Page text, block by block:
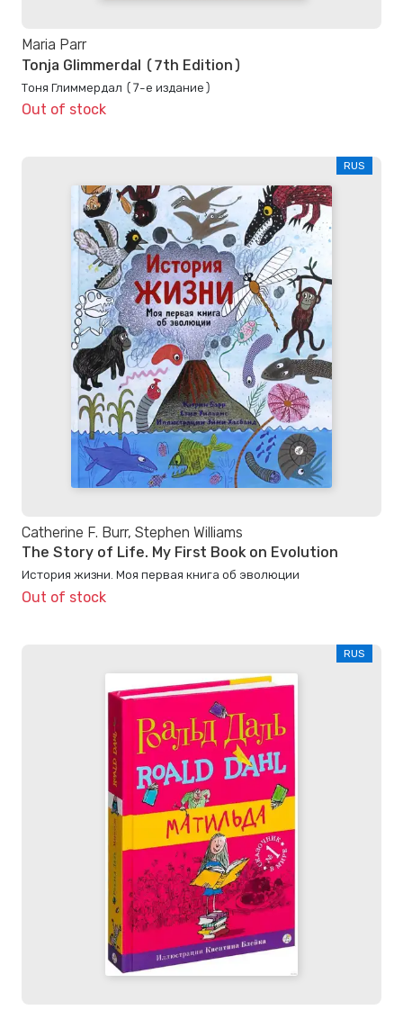
Maria Parr
Tonja Glimmerdal (7th Edition)
Тоня Глиммердал (7-е издание)
Out of stock
RUS
Catherine F. Burr, Stephen Williams
The Story of Life. My First Book on Evolution
История жизни. Моя первая книга об эволюции
Out of stock
RUS